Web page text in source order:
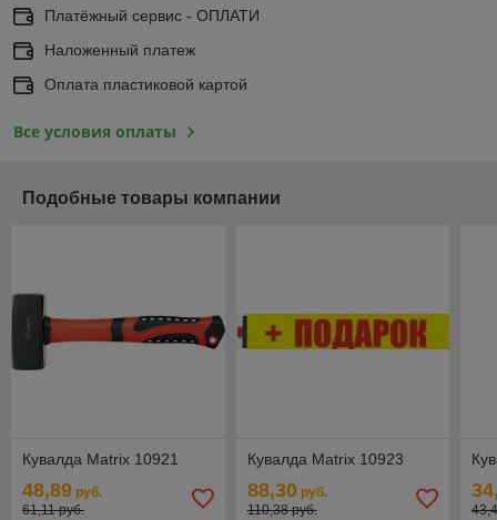
Платёжный сервис - ОПЛАТИ
Наложенный платеж
Оплата пластиковой картой
Все условия оплаты
Подобные товары компании
Кувалда Matrix 10921
48,89 руб.
61,11 руб.
Кувалда Matrix 10923
88,30руб.
110,38 руб.